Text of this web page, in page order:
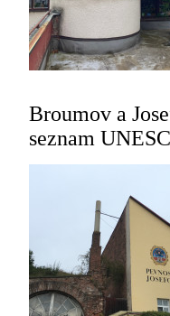
Broumov a
seznam